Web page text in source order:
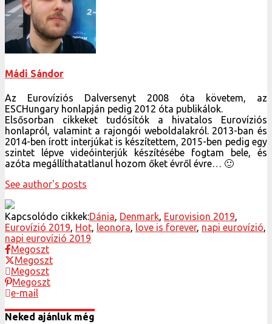
Mádi Sándor
Az Eurovíziós Dalversenyt 2008 óta követem, az
ESCHungary honlapján pedig 2012 óta publikálok.
Elsősorban cikkeket tudósítók a hivatalos Eurovíziós
honlapról, valamint a rajongói weboldalakról. 2013-ban és
2014-ben írott interjúkat is készítettem, 2015-ben pedig egy
szintet lépve videóinterjúk készítésébe fogtam bele, és
azóta megállíthatatlanul hozom őket évről évre… 🙂
See author's posts
Kapcsolódo cikkek:Dánia Denmark Eurovision 2019
Eurovízió 2019 Hot leonora love is forever, napi eurovízió
napi eurovízió 2019
Megoszt
Megoszt
Megoszt
Megoszt
e-mail
Neked ajánluk még